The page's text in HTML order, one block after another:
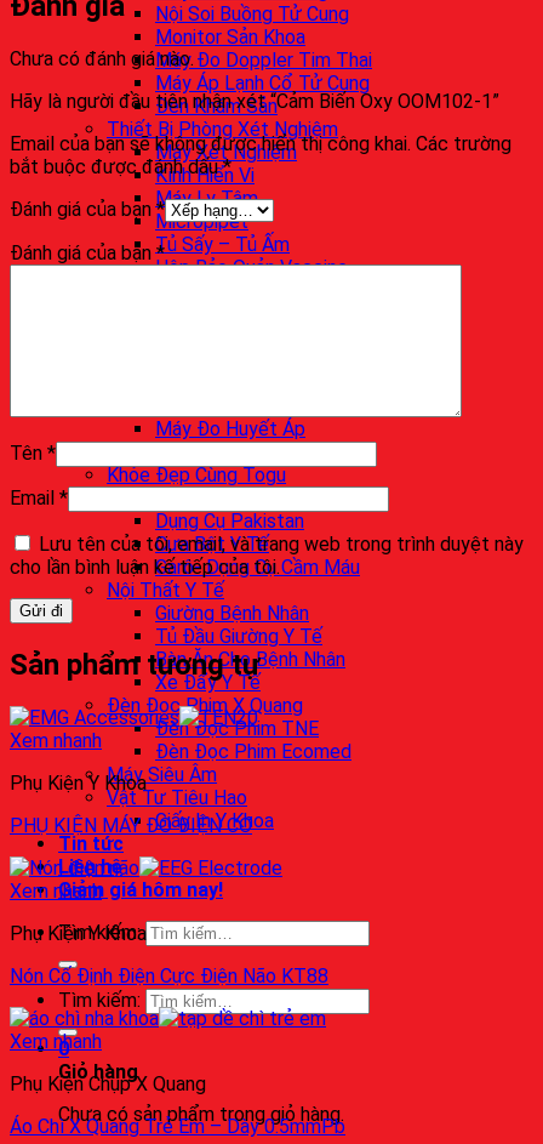
Nội Soi Buồng Tử Cung
Monitor Sản Khoa
Máy Đo Doppler Tim Thai
Máy Áp Lạnh Cổ Tử Cung
Đèn Khám Sản
Thiết Bị Phòng Xét Nghiệm
Máy Xét Nghiệm
Kính Hiển Vi
Máy Ly Tâm
Micropipet
Tủ Sấy – Tủ Ấm
Hộp Bảo Quản Vaccine
Máy Đo Huyết Áp
Khỏe Đẹp Cùng Togu
Dụng Cụ Pakistan
Cưa Bột Y Tế
Garô- Dụng Cụ Cầm Máu
Nội Thất Y Tế
Giường Bệnh Nhân
Tủ Đầu Giường Y Tế
Bàn Ăn Cho Bệnh Nhân
Xe Đẩy Y Tế
Đèn Đọc Phim X Quang
Đèn Đọc Phim TNE
Đèn Đọc Phim Ecomed
Máy Siêu Âm
Vật Tư Tiêu Hao
Giấy In Y Khoa
Tin tức
Liên hệ
Giảm giá hôm nay!
Tìm kiếm:
Tìm kiếm:
0
Giỏ hàng
Chưa có sản phẩm trong giỏ hàng.
Chưa có đánh giá nào.
Hãy là người đầu tiên nhận xét “Cảm Biến Oxy OOM102-1”
Email của bạn sẽ không được hiển thị công khai. Các trường
bắt buộc được đánh dấu*
Đánh giá của bạn*
Đánh giá của bạn*
Tên *
Email *
Lưu tên của tôi, email, và trang web trong trình duyệt này
cho lần bình luận kế tiếp của tôi.
Sản phẩm tương tự
Xem nhanh
Phụ Kiện Y Khoa
PHỤ KIỆN MÁY ĐO ĐIỆN CƠ
Xem nhanh
Phụ Kiện Y Khoa
Nón Cố Định Điện Cực Điện Não KT88
Xem nhanh
Phụ Kiện Chụp X Quang
Áo Chì X Quang Trẻ Em – Dày 0.5mmPb